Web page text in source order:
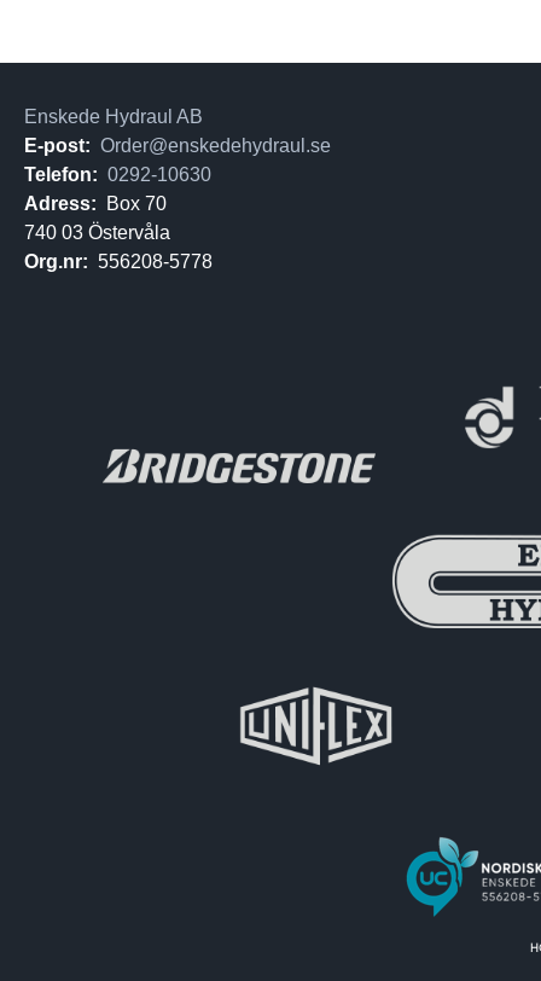
Enskede Hydraul AB
E-post: Order@enskedehydraul.se
Telefon: 0292-10630
Adress:
Box 70
740 03 Östervåla
Org.nr: 556208-5778